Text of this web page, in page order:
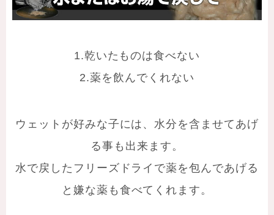
1.乾いたものは食べない
2.薬を飲んでくれない
ウェットが好みな子には、水分を含ませてあげ
る事も出来ます。
水で戻したフリーズドライで薬を包んであげる
と嫌な薬も食べてくれます。